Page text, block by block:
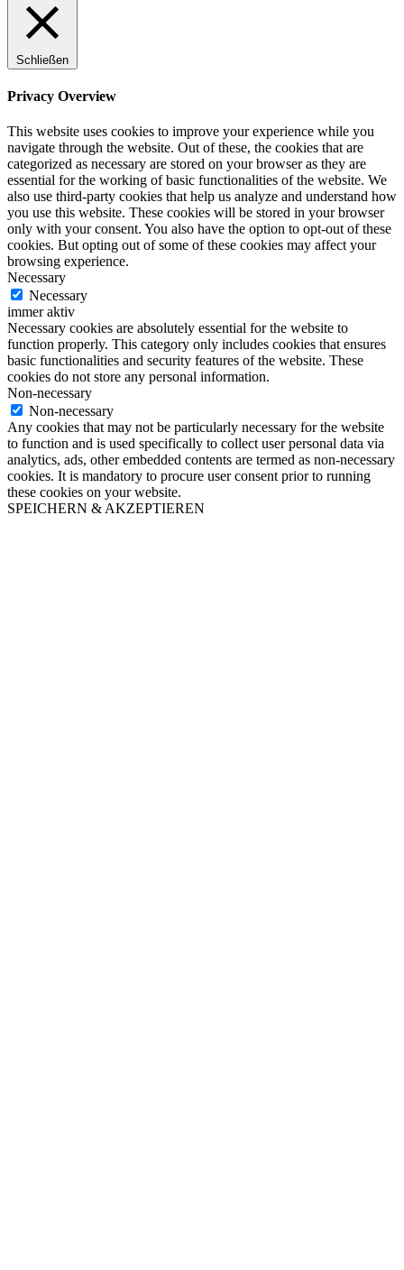
Schließen
Privacy Overview
This website uses cookies to improve your experience while you
navigate through the website. Out of these, the cookies that are
categorized as necessary are stored on your browser as they are
essential for the working of basic functionalities of the website. We
also use third-party cookies that help us analyze and understand how
you use this website. These cookies will be stored in your browser
only with your consent. You also have the option to opt-out of these
cookies. But opting out of some of these cookies may affect your
browsing experience.
Necessary
Necessary
immer aktiv
Necessary cookies are absolutely essential for the website to
function properly. This category only includes cookies that ensures
basic functionalities and security features of the website. These
cookies do not store any personal information.
Non-necessary
Non-necessary
Any cookies that may not be particularly necessary for the website
to function and is used specifically to collect user personal data via
analytics, ads, other embedded contents are termed as non-necessary
cookies. It is mandatory to procure user consent prior to running
these cookies on your website.
SPEICHERN & AKZEPTIEREN